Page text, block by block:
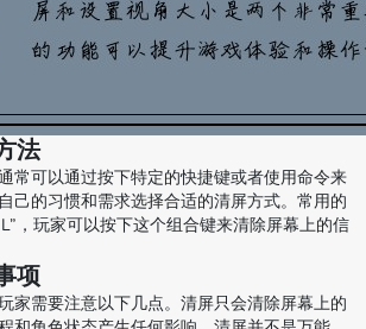
法
常可以通过按下特定的快捷键或者使用命令来
己的习惯和需求选择合适的清屏方式。常用的
，玩家可以按下这个组合键来清除屏幕上的信
项
家需要注意以下几点。清屏只会清除屏幕上的